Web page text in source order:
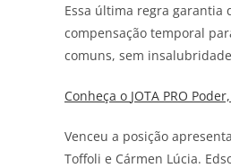
Essa última regra garantia
compensação temporal
comuns, sem
Conheça o JOTA PRO
Venceu a posição
Toffoli e Cármen Lúcia.